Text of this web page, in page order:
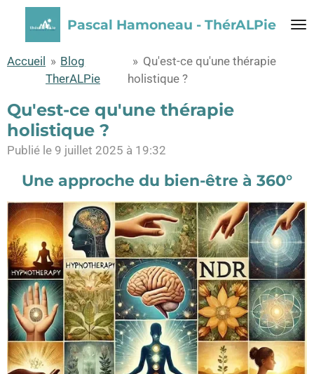
principal
Pascal Hamoneau - ThérALPie
Accueil » Blog
TherALPie
» Qu'est-ce qu'une thérapie
holistique ?
Qu'est-ce qu'une thérapie
holistique ?
Publié le 9 juillet 2025 à 19:32
Une approche du bien-être à 360°